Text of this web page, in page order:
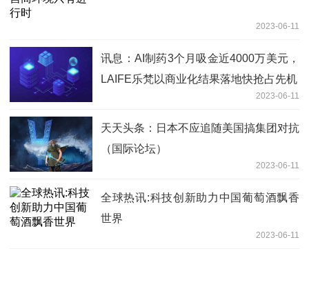
2023-06-11
讯息：AI制药3个月吸金近4000万美元，
LAIFE乐梵以商业化结果落地快抢占先机
2023-06-11
天天头条：日本不应追随美国搞集团对抗
（国际论坛）
2023-06-11
全球热讯:科技创新助力中国葡萄酒飘香
世界
2023-06-11